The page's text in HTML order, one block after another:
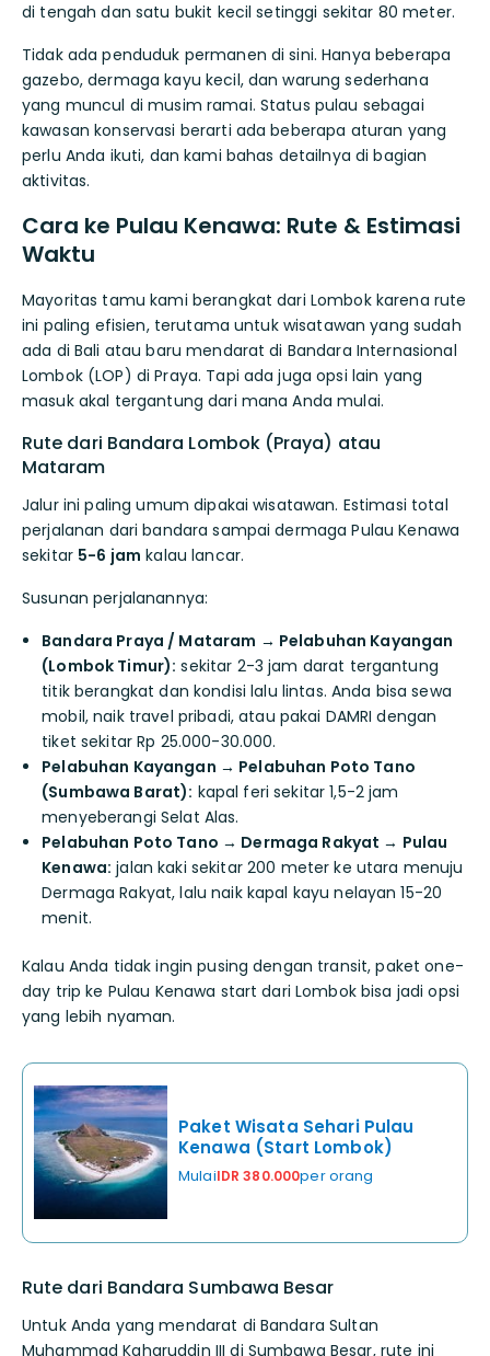
di tengah dan satu bukit kecil setinggi sekitar 80 meter.
Tidak ada penduduk permanen di sini. Hanya beberapa
gazebo, dermaga kayu kecil, dan warung sederhana
yang muncul di musim ramai. Status pulau sebagai
kawasan konservasi berarti ada beberapa aturan yang
perlu Anda ikuti, dan kami bahas detailnya di bagian
aktivitas.
Cara ke Pulau Kenawa: Rute & Estimasi
Waktu
Mayoritas tamu kami berangkat dari Lombok karena rute
ini paling efisien, terutama untuk wisatawan yang sudah
ada di Bali atau baru mendarat di Bandara Internasional
Lombok (LOP) di Praya. Tapi ada juga opsi lain yang
masuk akal tergantung dari mana Anda mulai.
Rute dari Bandara Lombok (Praya) atau
Mataram
Jalur ini paling umum dipakai wisatawan. Estimasi total
perjalanan dari bandara sampai dermaga Pulau Kenawa
sekitar 5-6 jam kalau lancar.
Susunan perjalanannya:
Bandara Praya / Mataram → Pelabuhan Kayangan
(Lombok Timur): sekitar 2-3 jam darat tergantung
titik berangkat dan kondisi lalu lintas. Anda bisa sewa
mobil, naik travel pribadi, atau pakai DAMRI dengan
tiket sekitar Rp 25.000-30.000.
Pelabuhan Kayangan → Pelabuhan Poto Tano
(Sumbawa Barat): kapal feri sekitar 1,5-2 jam
menyeberangi Selat Alas.
Pelabuhan Poto Tano → Dermaga Rakyat → Pulau
Kenawa: jalan kaki sekitar 200 meter ke utara menuju
Dermaga Rakyat, lalu naik kapal kayu nelayan 15-20
menit.
Kalau Anda tidak ingin pusing dengan transit, paket one-
day trip ke Pulau Kenawa start dari Lombok bisa jadi opsi
yang lebih nyaman.
Paket Wisata Sehari Pulau
Kenawa (Start Lombok)
MulaiIDR 380.000per orang
Rute dari Bandara Sumbawa Besar
Untuk Anda yang mendarat di Bandara Sultan
Muhammad Kaharuddin III di Sumbawa Besar, rute ini